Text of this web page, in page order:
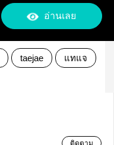
อ่านเลย
taejae แทแจ